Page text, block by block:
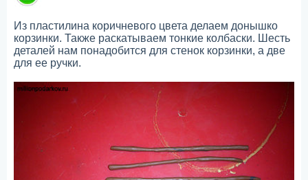
Из пластилина коричневого цвета делаем донышко
корзинки. Также раскатываем тонкие колбаски. Шесть
деталей нам понадобится для стенок корзинки, а две
для ее ручки.